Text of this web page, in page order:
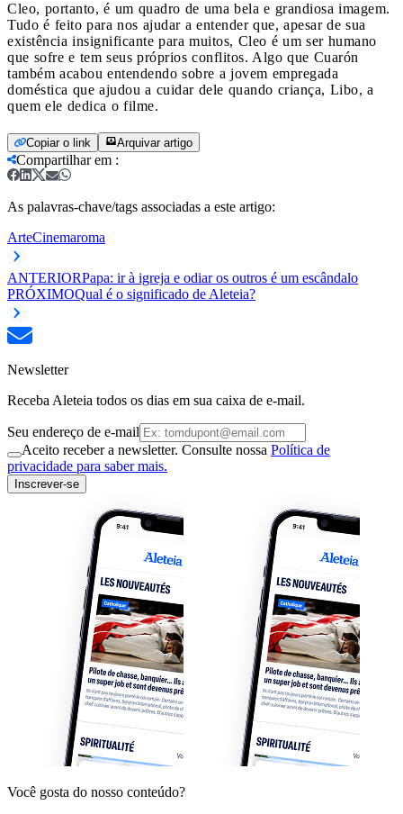
Cleo, portanto, é um quadro de uma bela e grandiosa imagem.
Tudo é feito para nos ajudar a entender que, apesar de sua
existência insignificante para muitos, Cleo é um ser humano
que sofre e tem seus próprios conflitos. Algo que Cuarón
também acabou entendendo sobre a jovem empregada
doméstica que ajudou a cuidar dele quando criança, Libo, a
quem ele dedica o filme.
Copiar o link Arquivar artigo
Compartilhar em :
As palavras-chave/tags associadas a este artigo:
ArteCinemaroma
ANTERIORPapa: ir à igreja e odiar os outros é um escândalo
PRÓXIMOQual é o significado de Aleteia?
Newsletter
Receba Aleteia todos os dias em sua caixa de e-mail.
Seu endereço de e-mail
Aceito receber a newsletter. Consulte nossa Política de
privacidade para saber mais.
Inscrever-se
Você gosta do nosso conteúdo?